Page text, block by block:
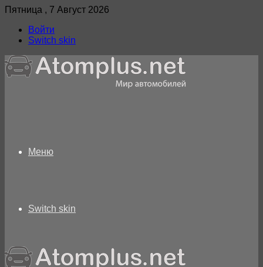
Пятница , 7 Август 2026
Войти
Switch skin
Меню
Switch skin